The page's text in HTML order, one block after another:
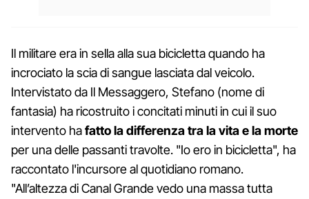
Il militare era in sella alla sua bicicletta quando ha
incrociato la scia di sangue lasciata dal veicolo.
Intervistato da Il Messaggero, Stefano (nome di
fantasia) ha ricostruito i concitati minuti in cui il suo
intervento hafatto la differenza tra la vita e la morte
per una delle passanti travolte. "Io ero in bicicletta", ha
raccontato l'incursore al quotidiano romano.
"All’altezza di Canal Grande vedo una massa tutta